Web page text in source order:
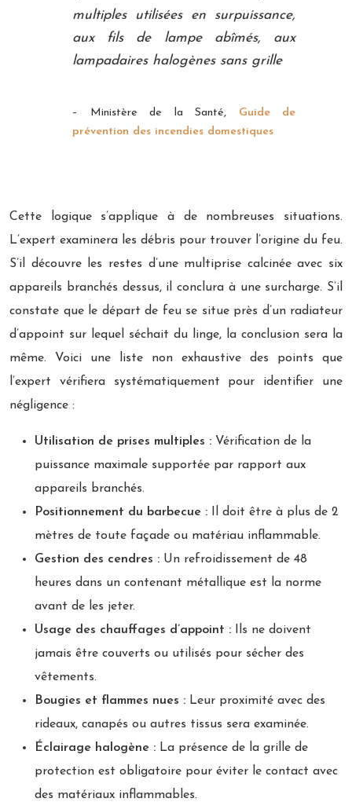
multiples utilisées en surpuissance,
aux fils de lampe abîmés, aux
lampadaires halogènes sans grille
– Ministère de la Santé, Guide de
prévention des incendies domestiques
Cette logique s’applique à de nombreuses situations.
L’expert examinera les débris pour trouver l’origine du feu.
S’il découvre les restes d’une multiprise calcinée avec six
appareils branchés dessus, il conclura à une surcharge. S’il
constate que le départ de feu se situe près d’un radiateur
d’appoint sur lequel séchait du linge, la conclusion sera la
même. Voici une liste non exhaustive des points que
l’expert vérifiera systématiquement pour identifier une
négligence :
Utilisation de prises multiples : Vérification de la
puissance maximale supportée par rapport aux
appareils branchés.
Positionnement du barbecue : Il doit être à plus de 2
mètres de toute façade ou matériau inflammable.
Gestion des cendres : Un refroidissement de 48
heures dans un contenant métallique est la norme
avant de les jeter.
Usage des chauffages d’appoint : Ils ne doivent
jamais être couverts ou utilisés pour sécher des
vêtements.
Bougies et flammes nues : Leur proximité avec des
rideaux, canapés ou autres tissus sera examinée.
Éclairage halogène : La présence de la grille de
protection est obligatoire pour éviter le contact avec
des matériaux inflammables.